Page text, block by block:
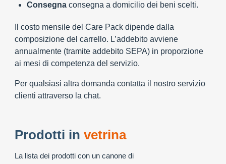
Consegna consegna a domicilio dei beni scelti.
Il costo mensile del Care Pack dipende dalla
composizione del carrello. L’addebito avviene
annualmente (tramite addebito SEPA) in proporzione
ai mesi di competenza del servizio.
Per qualsiasi altra domanda contatta il nostro servizio
clienti attraverso la chat.
Prodotti in vetrina
La lista dei prodotti con un canone di